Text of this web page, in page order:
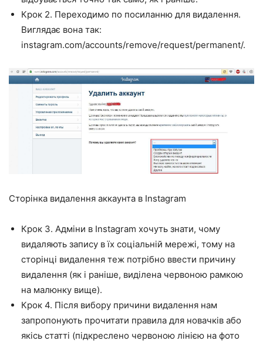
Крок 2. Переходимо по посиланню для видалення.
Виглядає вона так:
instagram.com/accounts/remove/request/permanent/.
Сторінка видалення аккаунта в Instagram
Крок 3. Адміни в Instagram хочуть знати, чому
видаляють запису в їх соціальній мережі, тому на
сторінці видалення теж потрібно ввести причину
видалення (як і раніше, виділена червоною рамкою
на малюнку вище).
Крок 4. Після вибору причини видалення нам
запропонують прочитати правила для новачків або
якісь статті (підкреслено червоною лінією на фото